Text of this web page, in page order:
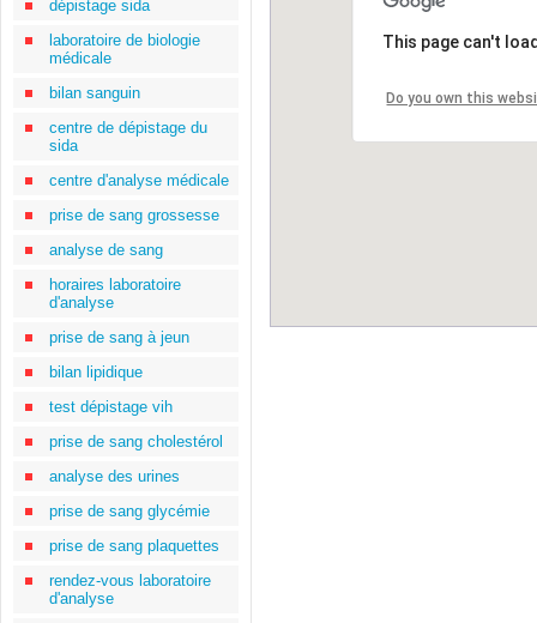
dépistage sida
laboratoire de biologie
médicale
bilan sanguin
centre de dépistage du
sida
centre d'analyse médicale
prise de sang grossesse
analyse de sang
horaires laboratoire
d'analyse
prise de sang à jeun
bilan lipidique
test dépistage vih
prise de sang cholestérol
analyse des urines
prise de sang glycémie
prise de sang plaquettes
rendez-vous laboratoire
d'analyse
This page can't
Do you own this